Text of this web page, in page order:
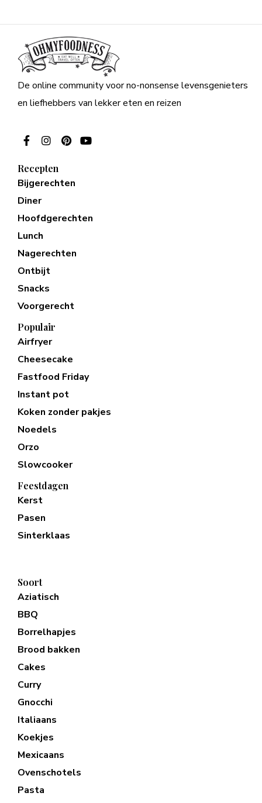
De online community voor no-nonsense levensgenieters
en liefhebbers van lekker eten en reizen
Recepten
Bijgerechten
Diner
Hoofdgerechten
Lunch
Nagerechten
Ontbijt
Snacks
Voorgerecht
Populair
Airfryer
Cheesecake
Fastfood Friday
Instant pot
Koken zonder pakjes
Noedels
Orzo
Slowcooker
Feestdagen
Kerst
Pasen
Sinterklaas
Soort
Aziatisch
BBQ
Borrelhapjes
Brood bakken
Cakes
Curry
Gnocchi
Italiaans
Koekjes
Mexicaans
Ovenschotels
Pasta